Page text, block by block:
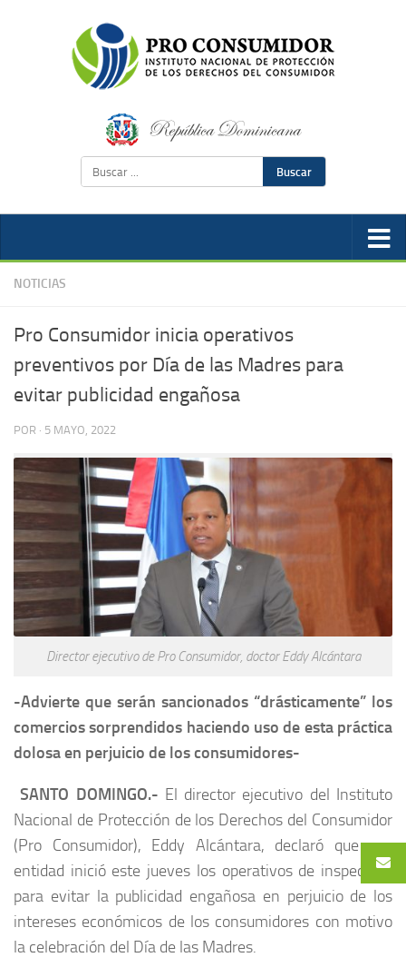
Buscar
NOTICIAS
Pro Consumidor inicia operativos
preventivos por Día de las Madres para
evitar publicidad engañosa
POR · 5 MAYO, 2022
Director ejecutivo de Pro Consumidor, doctor Eddy Alcántara
-Advierte que serán sancionados “drásticamente” los
comercios sorprendidos haciendo uso de esta práctica
dolosa en perjuicio de los consumidores-
SANTO DOMINGO.- El director ejecutivo del Instituto
Nacional de Protección de los Derechos del Consumidor
(Pro Consumidor), Eddy Alcántara, declaró que esa
entidad inició este jueves los operativos de inspección
para evitar la publicidad engañosa en perjuicio de los
intereses económicos de los consumidores con motivo
la celebración del Día de las Madres.